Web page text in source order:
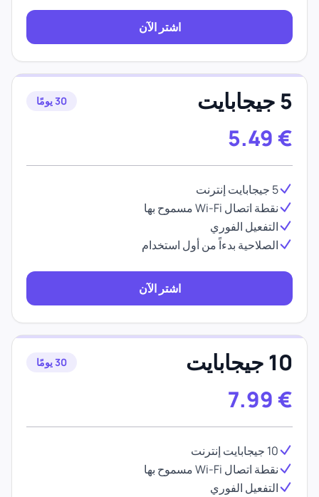
اشتر الآن
5 جيجابايت 30 يومًا
5.49 €
5 جيجابايت إنترنت
نقطة اتصال Wi-Fi مسموح بها
التفعيل الفوري
الصلاحية بدءاً من أول استخدام
اشتر الآن
10 جيجابايت 30 يومًا
7.99 €
10 جيجابايت إنترنت
نقطة اتصال Wi-Fi مسموح بها
التفعيل الفوري